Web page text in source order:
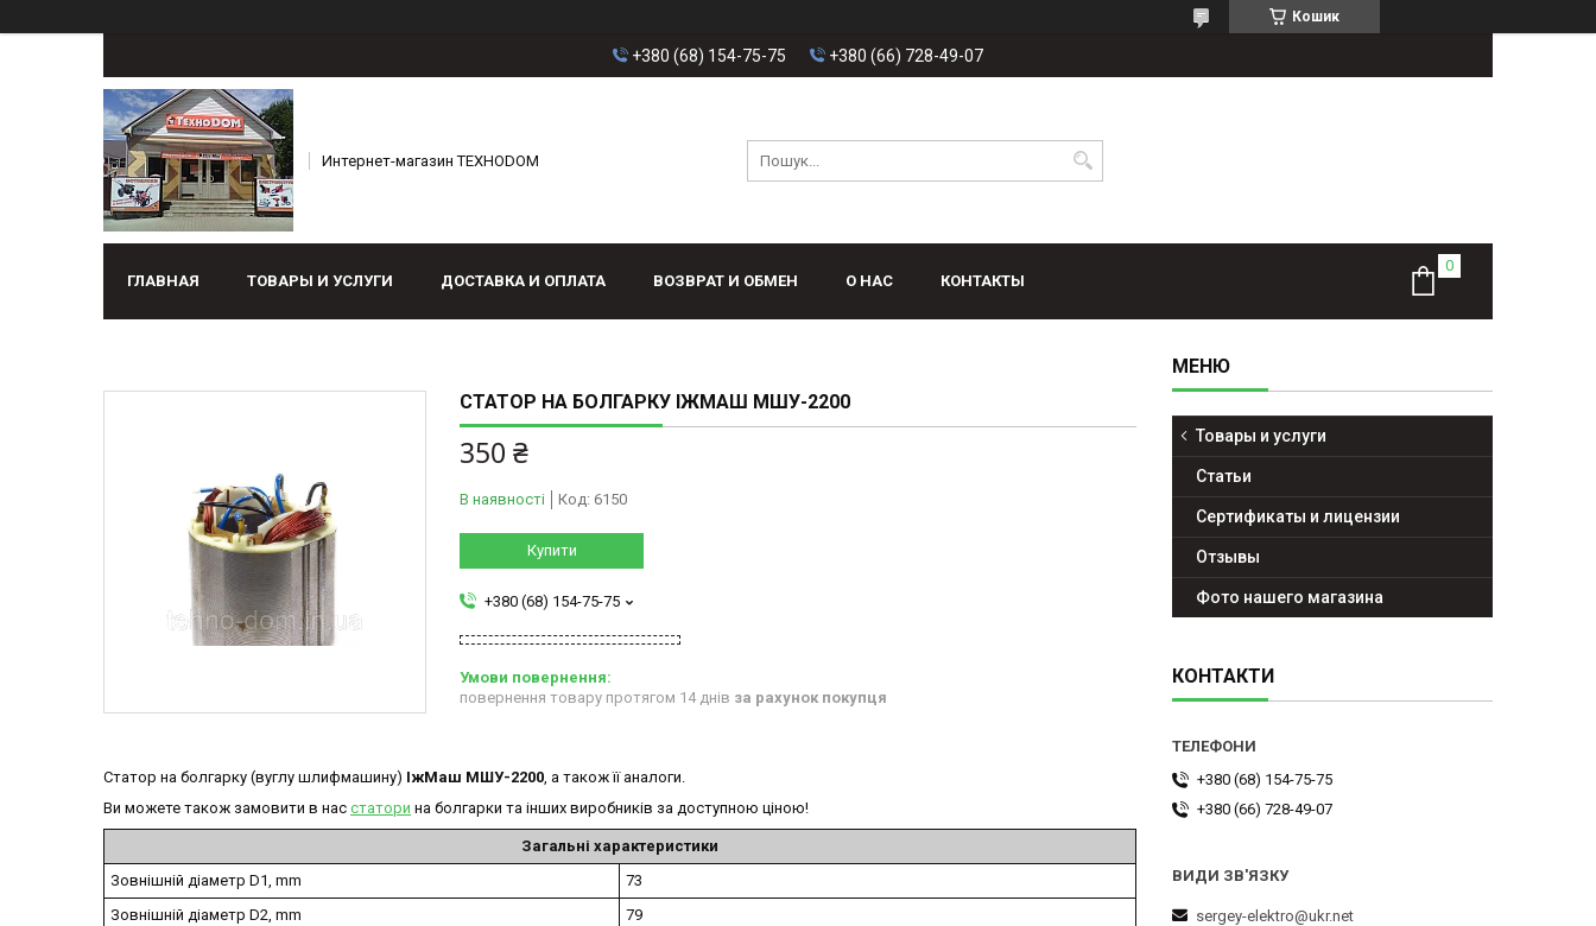
Кошик
+380 (68) 154-75-75 +380 (66) 728-49-07
Интернет-магазин ТЕХНОDOM
ГЛАВНАЯ ТОВАРЫ И УСЛУГИ ДОСТАВКА И ОПЛАТА ВОЗВРАТ И ОБМЕН О НАС КОНТАКТЫ
СТАТОР НА БОЛГАРКУ ІЖМАШ МШУ-2200
350 ₴
В наявності Код: 6150
Купити
+380 (68) 154-75-75
повернення товару протягом 14 днів за рахунок покупця
Статор на болгарку (вуглу шлифмашину) ІжМаш МШУ-2200, а також її аналоги.
Ви можете також замовити в нас статори на болгарки та інших виробників за доступною ціною!
Загальні характеристики
Зовнішній діаметр D1, mm
73
Зовнішній діаметр D2, mm
79
Товары и услуги
Статьи
Сертификаты и лицензии
Отзывы
Фото нашего магазина
КОНТАКТИ
+380 (68) 154-75-75
+380 (66) 728-49-07
sergey-elektro@ukr.net